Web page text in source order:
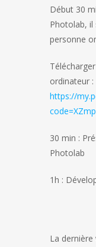
Début 30
Photolab, il
personne
ordinateur :
https://
30 min :
Photolab
1h :
La